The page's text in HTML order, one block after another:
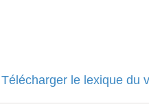
Télécharger le lexique du